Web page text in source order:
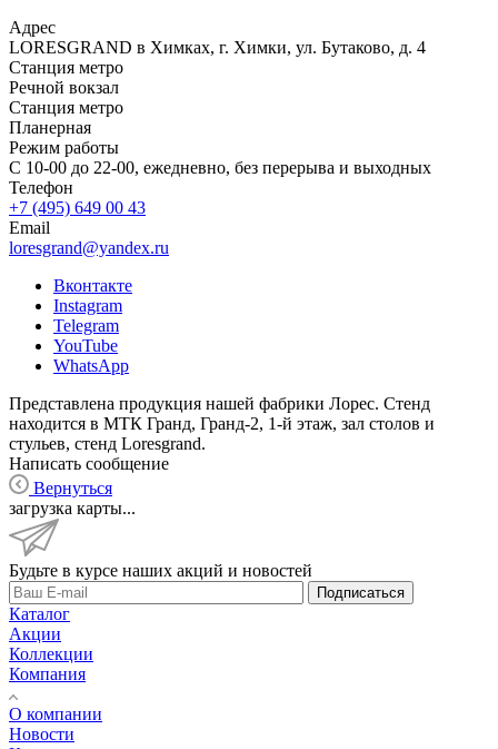
Адрес
LORESGRAND в Химках, г. Химки, ул. Бутаково, д. 4
Станция метро
Речной вокзал
Станция метро
Планерная
Режим работы
С 10-00 до 22-00, ежедневно, без перерыва и выходных
Телефон
+7 (495) 649 00 43
Email
loresgrand@yandex.ru
Вконтакте
Instagram
Telegram
YouTube
WhatsApp
Представлена продукция нашей фабрики Лорес. Стенд
находится в МТК Гранд, Гранд-2, 1-й этаж, зал столов и
стульев, стенд Loresgrand.
Написать сообщение
Вернуться
загрузка карты...
Будьте в курсе наших акций и новостей
Подписаться
Каталог
Акции
Коллекции
Компания
О компании
Новости